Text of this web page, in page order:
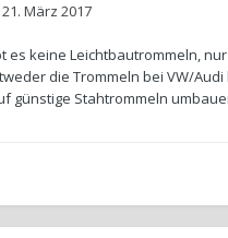
21. März 2017
es keine Leichtbautrommeln,
die Trommeln bei VW/
günstige Stahtrommeln